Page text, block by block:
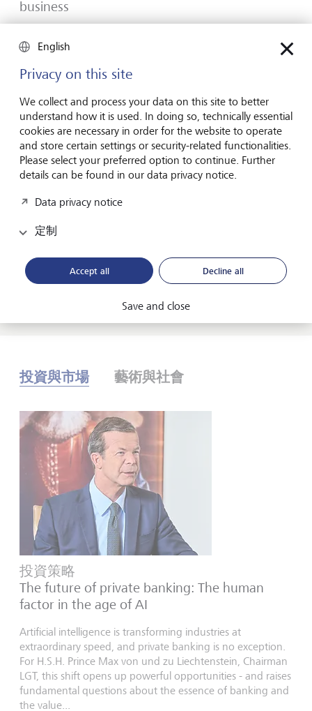
business
that one brilliant idea. But successful businesses rarely start
feel for the market, curiosity and the courage to take the
2026年7月16日
發現更多
Global Investment Outlook 2026
2026 年中期：在事件視界中
全球經濟正在重新校準。這對投資者意味著什麼？請在
我們的《2026 年全球投資展望》中瞭解詳情。
瞭解更多
投資與市場 藝術與社會
投資策略
The future of private banking: The human
factor in the age of AI
Artificial intelligence is transforming industries at
extraordinary speed, and private banking is no exception.
For H.S.H. Prince Max von und zu Liechtenstein, Chairman
LGT, this shift opens up powerful opportunities - and raises
fundamental questions about the essence of banking and
the value...
English
Privacy on this site
We collect and process your data on this site to better
understand how it is used. In doing so, technically essential
cookies are necessary in order for the website to operate
and store certain settings or security-related functionalities.
Please select your preferred option to continue. Further
details can be found in our data privacy notice.
Data privacy notice
定制
Accept all Decline all
Save and close